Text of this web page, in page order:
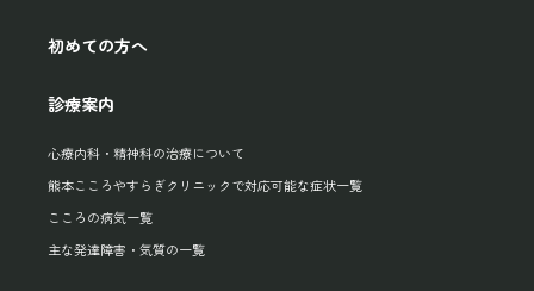
初めての方へ
診療案内
心療内科・精神科の治療について
熊本こころやすらぎクリニックで対応可能な症状一覧
こころの病気一覧
主な発達障害・気質の一覧